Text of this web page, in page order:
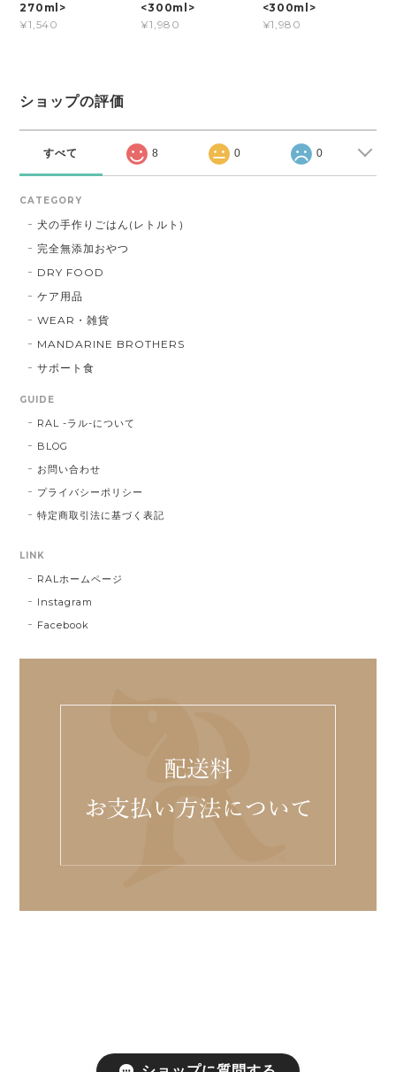
270ml>
¥1,540
<300ml>
¥1,980
<300ml>
¥1,980
ショップの評価
すべて 8 0 0
CATEGORY
犬の手作りごはん(レトルト)
完全無添加おやつ
DRY FOOD
ケア用品
WEAR・雑貨
MANDARINE BROTHERS
サポート食
GUIDE
RAL -ラル-について
BLOG
お問い合わせ
プライバシーポリシー
特定商取引法に基づく表記
LINK
RALホームページ
Instagram
Facebook